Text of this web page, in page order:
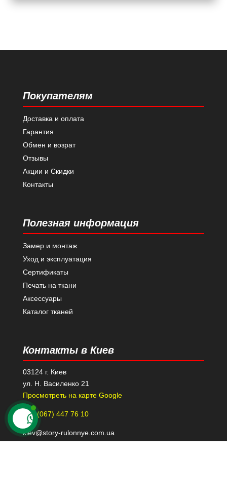
Покупателям
Доставка и оплата
Гарантия
Обмен и возрат
Отзывы
Акции и Скидки
Контакты
Полезная информация
Замер и монтаж
Уход и эксплуатация
Сертификаты
Печать на ткани
Аксессуары
Каталог тканей
Контакты в Киев
03124 г. Киев
ул. Н. Василенко 21
Просмотреть на карте Google
+38 (067) 447 76 10
kiev@story-rulonnye.com.ua